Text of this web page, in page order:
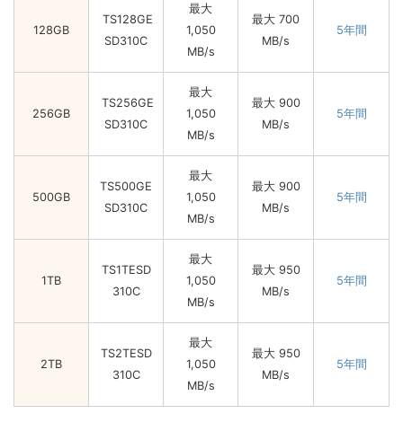
128GB
TS128GE
SD310C
最大
1,050
MB/s
最大 700
MB/s
5年間
256GB
TS256GE
SD310C
最大
1,050
MB/s
最大 900
MB/s
5年間
500GB
TS500GE
SD310C
最大
1,050
MB/s
最大 900
MB/s
5年間
1TB
TS1TESD
310C
最大
1,050
MB/s
最大 950
MB/s
5年間
2TB
TS2TESD
310C
最大
1,050
MB/s
最大 950
MB/s
5年間